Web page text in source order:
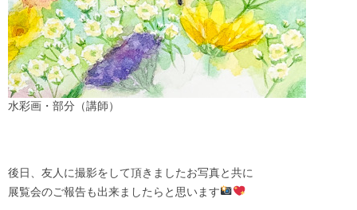
水彩画・部分（講師）
後日、友人に撮影をして頂きましたお写真と共に
展覧会のご報告も出来ましたらと思います